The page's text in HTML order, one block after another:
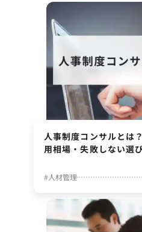
人事制度コンサルとは
用相場・失敗しない選
#人材管理